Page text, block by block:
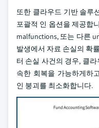
또한 클라우드 기반 솔루
포괄적 인 옵션을 제공합
malfunctions, 또는 다른
발생에서 자료 손실의 확
터 손실 사건의 경우, 클
속한 회복을 가능하게하
인 붕괴를 최소화합니다.